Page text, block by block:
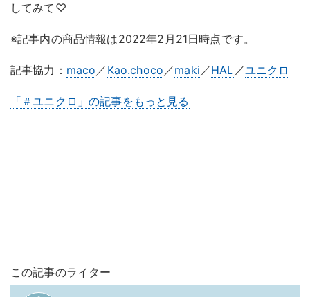
してみて♡
※記事内の商品情報は2022年2月21日時点です。
記事協力： maco ／ Kao.choco ／maki ／HAL ／ユニクロ
「＃ユニクロ」の記事をもっと見る
この記事のライター